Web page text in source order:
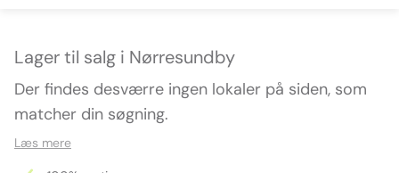
Lager til salg i Nørresundby
Der findes desværre ingen lokaler på siden, som
matcher din søgning.
Læs mere